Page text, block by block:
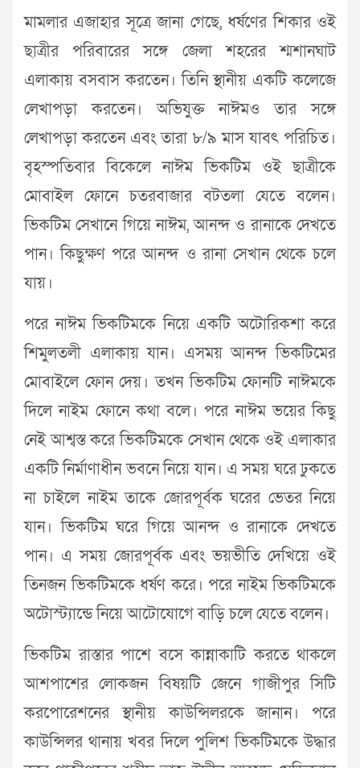
মামলার এজাহার সূত্রে জানা গেছে, ধর্ষণের শিকার ওই
ছাত্রীর পরিবারের সঙ্গে জেলা শহরের শ্মশানঘাট
এলাকায় বসবাস করতেন। তিনি স্থানীয় একটি কলেজে
লেখাপড়া করতেন। অভিযুক্ত নাঈমও তার সঙ্গে
লেখাপড়া করতেন এবং তারা ৮/৯ মাস যাবৎ পরিচিত।
বৃহস্পতিবার বিকেলে নাঈম ভিকটিম ওই ছাত্রীকে
মোবাইল ফোনে চতরবাজার বটতলা যেতে বলেন।
ভিকটিম সেখানে গিয়ে নাঈম, আনন্দ ও রানাকে দেখতে
পান। কিছুক্ষণ পরে আনন্দ ও রানা সেখান থেকে চলে
যায়।
পরে নাঈম ভিকটিমকে নিয়ে একটি অটোরিকশা করে
শিমুলতলী এলাকায় যান। এসময় আনন্দ ভিকটিমের
মোবাইলে ফোন দেয়। তখন ভিকটিম ফোনটি নাঈমকে
দিলে নাইম ফোনে কথা বলে। পরে নাঈম ভয়ের কিছু
নেই আশ্বস্ত করে ভিকটিমকে সেখান থেকে ওই এলাকার
একটি নির্মাণাধীন ভবনে নিয়ে যান। এ সময় ঘরে ঢুকতে
না চাইলে নাইম তাকে জোরপূর্বক ঘরের ভেতর নিয়ে
যান। ভিকটিম ঘরে গিয়ে আনন্দ ও রানাকে দেখতে
পান। এ সময় জোরপূর্বক এবং ভয়ভীতি দেখিয়ে ওই
তিনজন ভিকটিমকে ধর্ষণ করে। পরে নাইম ভিকটিমকে
অটোস্ট্যান্ডে নিয়ে আটোযোগে বাড়ি চলে যেতে বলেন।
ভিকটিম রাস্তার পাশে বসে কান্নাকাটি করতে থাকলে
আশপাশের লোকজন বিষয়টি জেনে গাজীপুর সিটি
করপোরেশনের স্থানীয় কাউন্সিলরকে জানান। পরে
কাউন্সিলর থানায় খবর দিলে পুলিশ ভিকটিমকে উদ্ধার